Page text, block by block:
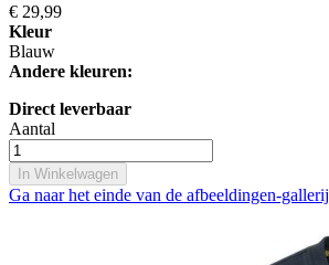
€ 29,99
Kleur
Blauw
Andere kleuren:
Direct leverbaar
Aantal
In Winkelwagen
Ga naar het einde van de afbeeldingen-gallerij